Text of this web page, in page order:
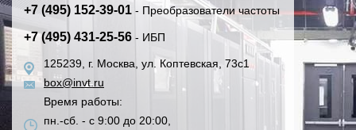
+7 (495) 152-39-01 - Преобразователи частоты
+7 (495) 431-25-56 - ИБП
125239, г. Москва, ул. Коптевская, 73с1
box@invt.ru
Время работы:
пн.-сб. - с 9:00 до 20:00,